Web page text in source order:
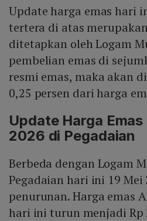
Update harga emas hari
tertera di atas
ditetapkan oleh Logam
pembelian emas di
resmi emas, maka akan
0,25 persen dari harga
Update Harga
2026 di Pegadaian
Berbeda dengan Logam
Pegadaian hari ini 19
penurunan. Harga emas
hari ini turun menjadi Rp